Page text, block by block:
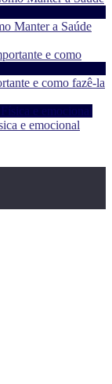
Manter a Saúde
e como fazê-la
e emocional